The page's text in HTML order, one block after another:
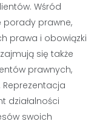
Wśród
porady prawne,
prawa i obowiązki
się także
prawnych,
działalności
swoich